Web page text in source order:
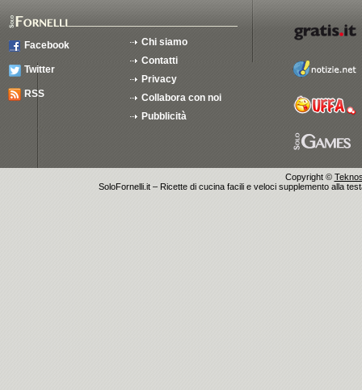
Facebook
Twitter
RSS
Chi siamo
Contatti
Privacy
Collabora con noi
Pubblicità
Copyright ©
SoloFornelli.it – Ricette di cucina facili e veloci supplemento alla